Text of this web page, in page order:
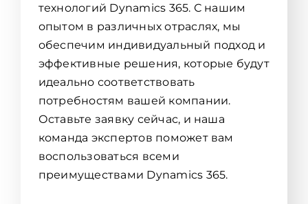
технологий Dynamics 365. С нашим
опытом в различных отраслях, мы
обеспечим индивидуальный подход и
эффективные решения, которые будут
идеально соответствовать
потребностям вашей компании.
Оставьте заявку сейчас, и наша
команда экспертов поможет вам
воспользоваться всеми
преимуществами Dynamics 365.